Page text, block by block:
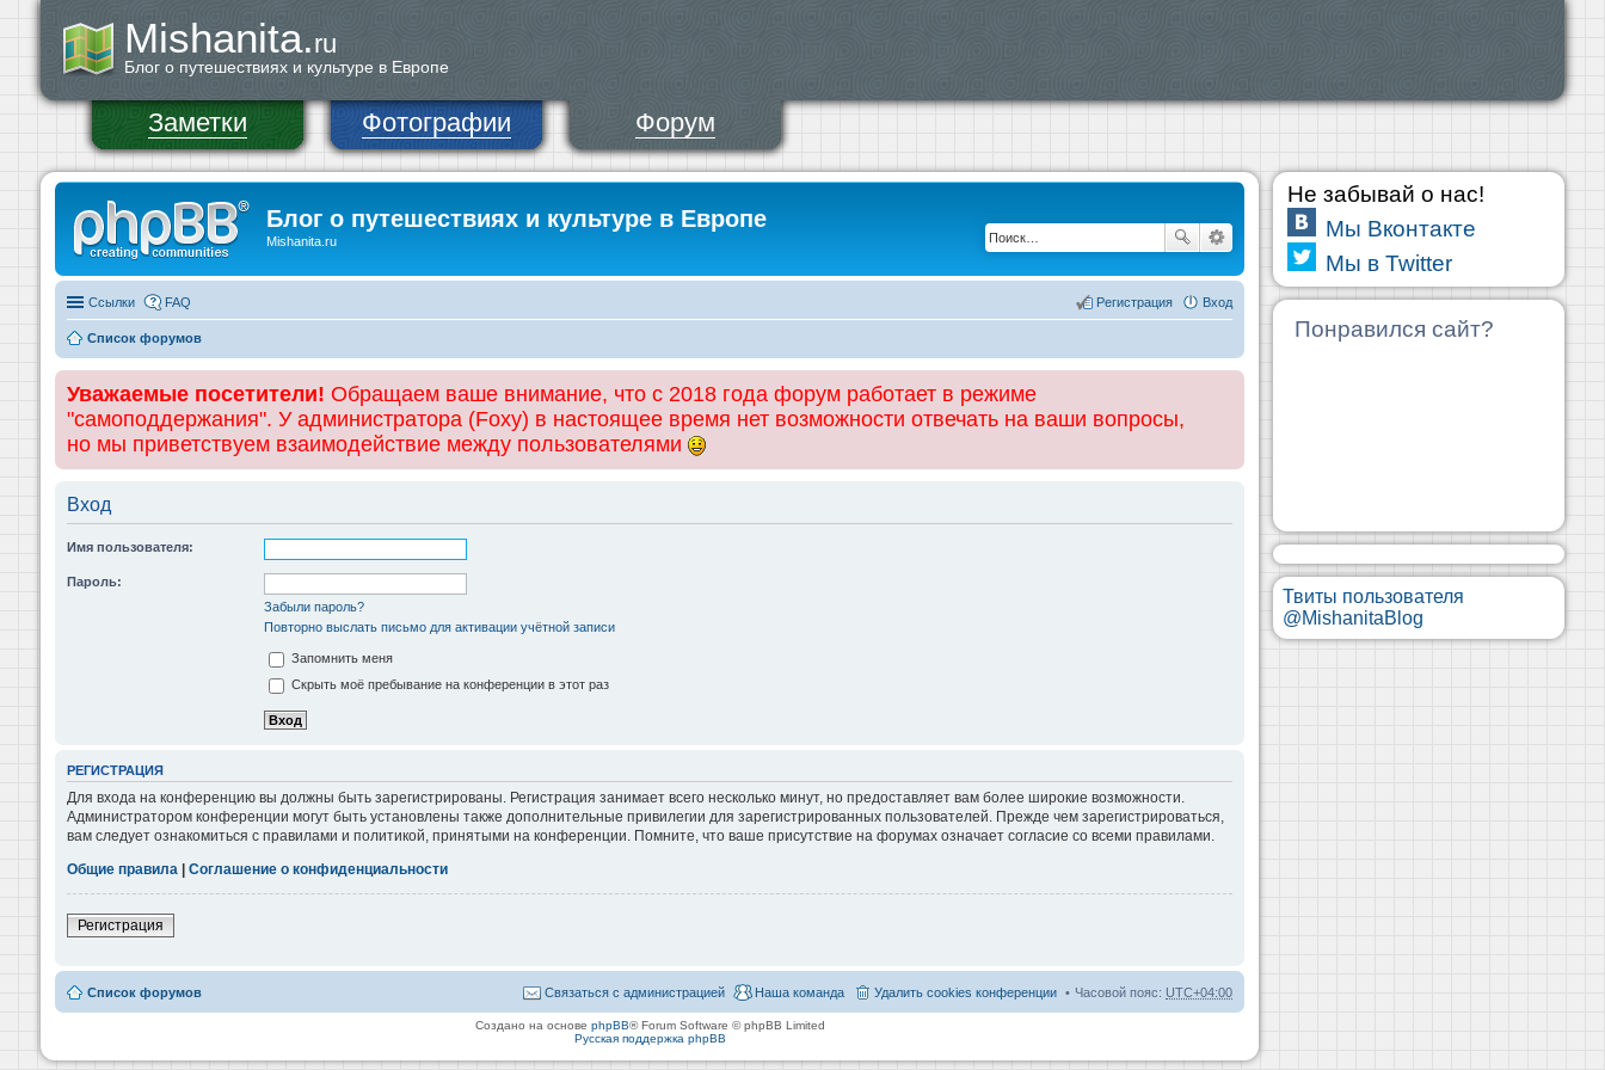
Mishanita.ru
Блог о путешествиях и культуре в Европе
Заметки Фотографии Форум
Блог о путешествиях и культуре в Европе
Mishanita.ru
Ссылки FAQ Вход
Регистрация
Список форумов
Уважаемые посетители! Обращаем ваше внимание, что с 2018 года форум работает в режиме
"самоподдержания". У администратора (Foxy) в настоящее время нет возможности отвечать на ваши вопросы,
но мы приветствуем взаимодействие между пользователями
Вход
Имя пользователя:
Пароль:
Забыли пароль?
Повторно выслать письмо для активации учётной записи
Запомнить меня
Скрыть моё пребывание на конференции в этот раз
РЕГИСТРАЦИЯ
Для входа на конференцию вы должны быть зарегистрированы. Регистрация занимает всего несколько минут, но предоставляет вам более широкие возможности.
Администратором конференции могут быть установлены также дополнительные привилегии для зарегистрированных пользователей. Прежде чем зарегистрироваться,
вам следует ознакомиться с правилами и политикой, принятыми на конференции. Помните, что ваше присутствие на форумах означает согласие со всеми правилами.
Общие правила
Соглашение о конфиденциальности
Регистрация
Список форумов Часовой пояс: UTC+04:00
Удалить cookies конференции
Наша команда
Связаться с администрацией
Создано на основе phpBB® Forum Software © phpBB Limited
Русская поддержка phpBB
Не забывай о нас!
Мы Вконтакте
Мы в Twitter
Понравился сайт?
Твиты пользователя
@MishanitaBlog